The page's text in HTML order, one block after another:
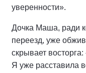
уверенности».
Дочка Маша, ради
переезд, уже
скрывает
Я уже расставила